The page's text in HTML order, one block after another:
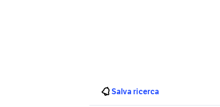
Salva ricerca